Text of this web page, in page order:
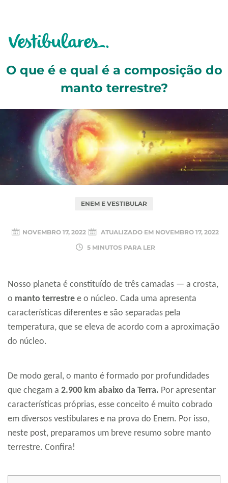
O que é e qual é a composição do
manto terrestre?
ENEM E VESTIBULAR
NOVEMBRO 17, 2022 ATUALIZADO EM NOVEMBRO 17, 2022
5 MINUTOS PARA LER
Nosso planeta é constituído de três camadas — a crosta,
o manto terrestre e o núcleo. Cada uma apresenta
características diferentes e são separadas pela
temperatura, que se eleva de acordo com a aproximação
do núcleo.
De modo geral, o manto é formado por profundidades
que chegam a 2.900 km abaixo da Terra. Por apresentar
características próprias, esse conceito é muito cobrado
em diversos vestibulares e na prova do Enem. Por isso,
neste post, preparamos um breve resumo sobre manto
terrestre. Confira!